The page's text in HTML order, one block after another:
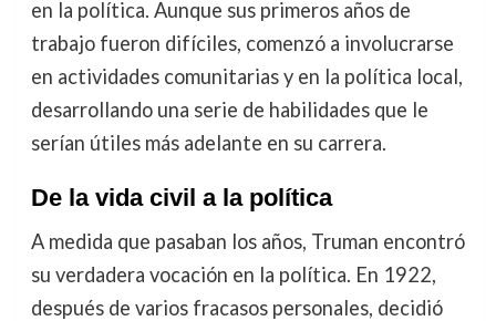
en la política. Aunque sus primeros años de
trabajo fueron difíciles, comenzó a involucrarse
en actividades comunitarias y en la política local,
desarrollando una serie de habilidades que le
serían útiles más adelante en su carrera.
De la vida civil a la política
A medida que pasaban los años, Truman encontró
su verdadera vocación en la política. En 1922,
después de varios fracasos personales, decidió